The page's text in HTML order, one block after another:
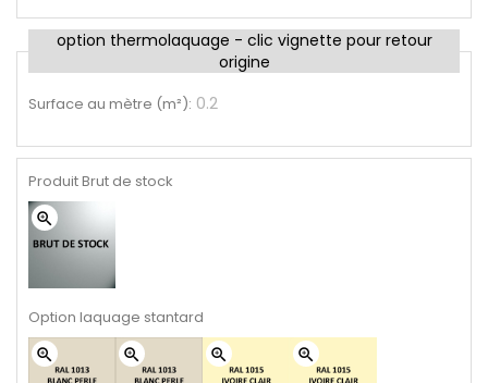
option thermolaquage - clic vignette pour retour
origine
Surface au mètre (m²): 0.2
Produit Brut de stock
zoom_in
Option laquage stantard
zoom_in zoom_in zoom_in zoom_in